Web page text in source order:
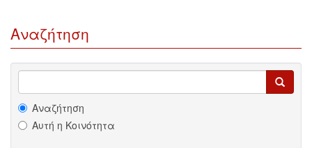
Αναζήτηση
Αναζήτηση
Αυτή η Κοινότητα